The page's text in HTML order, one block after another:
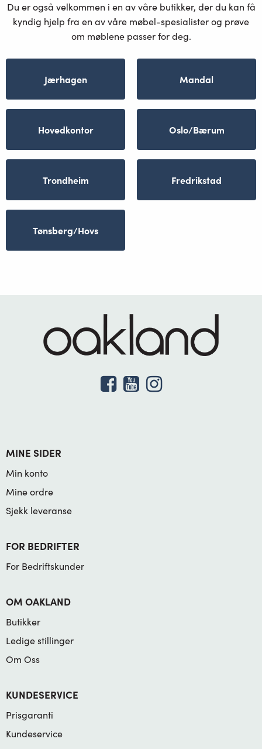
Du er også velkommen i en av våre butikker, der du kan få
kyndig hjelp fra en av våre møbel-spesialister og prøve
om møblene passer for deg.
Jærhagen Mandal
Hovedkontor Oslo/Bærum
Trondheim Fredrikstad
Tønsberg/Hovs
MINE SIDER
Min konto
Mine ordre
Sjekk leveranse
FOR BEDRIFTER
For Bedriftskunder
OM OAKLAND
Butikker
Ledige stillinger
Om Oss
KUNDESERVICE
Prisgaranti
Kundeservice